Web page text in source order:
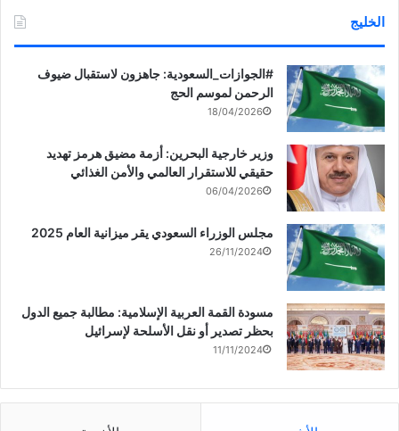
الخليج
‏‎#الجوازات_السعودية: جاهزون لاستقبال ضيوف
الرحمن لموسم الحج
18/04/2026
وزير خارجية البحرين: أزمة مضيق هرمز تهديد
حقيقي للاستقرار العالمي والأمن الغذائي
06/04/2026
مجلس الوزراء السعودي يقر ميزانية العام 2025
26/11/2024
مسودة القمة العربية الإسلامية: مطالبة جميع الدول
بحظر تصدير أو نقل الأسلحة لإسرائيل
11/11/2024